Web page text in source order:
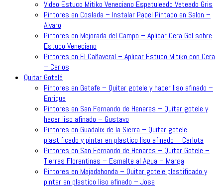
Video Estuco Mitiko Veneciano Espatuleado Veteado Gris
Pintores en Coslada – Instalar Papel Pintado en Salon –
Alvaro
Pintores en Mejorada del Campo – Aplicar Cera Gel sobre
Estuco Veneciano
Pintores en El Cañaveral – Aplicar Estuco Mitiko con Cera
– Carlos
Quitar Gotelé
Pintores en Getafe – Quitar gotele y hacer liso afinado –
Enrique
Pintores en San Fernando de Henares – Quitar gotele y
hacer liso afinado – Gustavo
Pintores en Guadalix de la Sierra – Quitar gotele
plastificado y pintar en plastico liso afinado – Carlota
Pintores en San Fernando de Henares – Quitar Gotele –
Tierras Florentinas – Esmalte al Agua – Marga
Pintores en Majadahonda – Quitar gotele plastificado y
pintar en plastico liso afinado – Jose